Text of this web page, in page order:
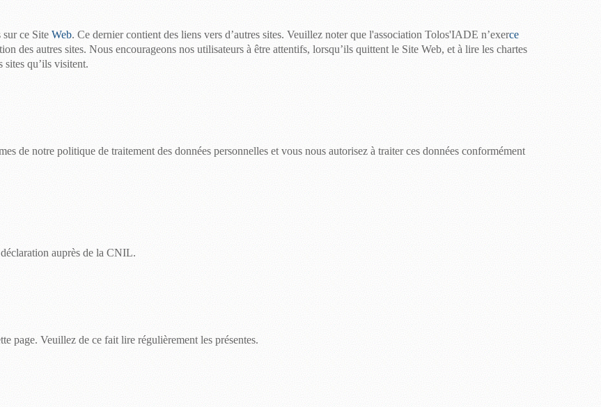
sur ce Site Web. Ce dernier contient des liens vers d’autres sites. Veuillez noter que l'association Tolos'IADE n’exerce
des autres sites. Nous encourageons nos utilisateurs à être attentifs, lorsqu’ils quittent le Site Web, et à lire les chartes
sites qu’ils visitent.
de notre politique de traitement des données personnelles et vous nous autorisez à traiter ces données conformément
auprès de la CNIL.
page. Veuillez de ce fait lire régulièrement les présentes.